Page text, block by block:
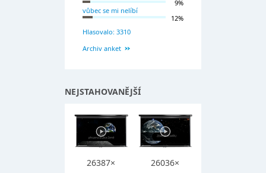
9%
vůbec se mi nelíbí
12%
Hlasovalo: 3310
Archiv anket
NEJSTAHOVANĚJŠÍ
26387× 26036×